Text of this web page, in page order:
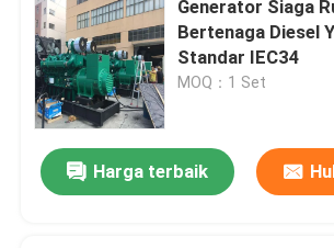
generator diesel terbuka
Generator Diesel Kontainer
generator diesel Yanmar
Generator Siaga
Bertenaga Diesel
Standar IEC34
MOQ：1 Set
Harga terbaik